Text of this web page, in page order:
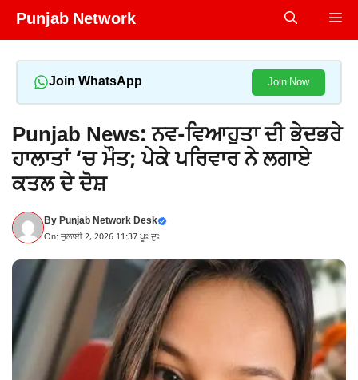
Skip
Punjab Network
Join WhatsApp Join Now
Punjab News: ਨਵ-ਵਿਆਹੁਤਾ ਦੀ ਭੇਦਭਰੇ
ਹਾਲਾਤਾਂ ‘ਚ ਮੌਤ; ਪੇਕੇ ਪਰਿਵਾਰ ਨੇ ਲਗਾਏ
ਕਤਲ ਦੇ ਦੋਸ਼
ByPunjab Network Desk
On: ਜੁਲਾਈ 2, 2026 11:37 ਪੂਃ ਦੁਃ